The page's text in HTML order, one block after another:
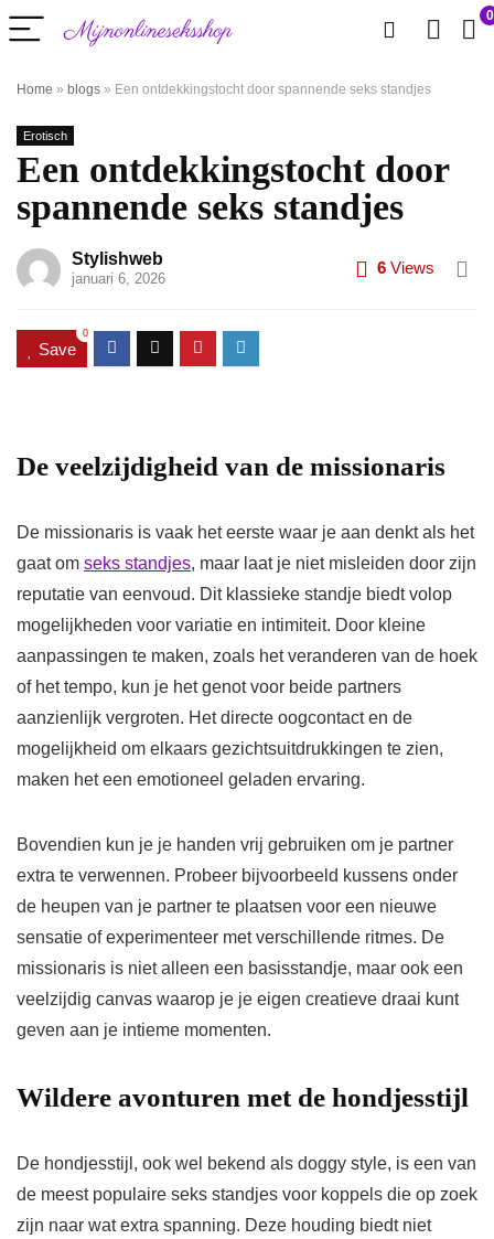
0
Home » blogs » Een ontdekkingstocht door spannende seks standjes
Erotisch
Een ontdekkingstocht door
spannende seks standjes
Stylishweb
januari 6, 2026
6 Views
Save
0
De veelzijdigheid van de missionaris
De missionaris is vaak het eerste waar je aan denkt als het
gaat om seks standjes, maar laat je niet misleiden door zijn
reputatie van eenvoud. Dit klassieke standje biedt volop
mogelijkheden voor variatie en intimiteit. Door kleine
aanpassingen te maken, zoals het veranderen van de hoek
of het tempo, kun je het genot voor beide partners
aanzienlijk vergroten. Het directe oogcontact en de
mogelijkheid om elkaars gezichtsuitdrukkingen te zien,
maken het een emotioneel geladen ervaring.
Bovendien kun je je handen vrij gebruiken om je partner
extra te verwennen. Probeer bijvoorbeeld kussens onder
de heupen van je partner te plaatsen voor een nieuwe
sensatie of experimenteer met verschillende ritmes. De
missionaris is niet alleen een basisstandje, maar ook een
veelzijdig canvas waarop je je eigen creatieve draai kunt
geven aan je intieme momenten.
Wildere avonturen met de hondjesstijl
De hondjesstijl, ook wel bekend als doggy style, is een van
de meest populaire seks standjes voor koppels die op zoek
zijn naar wat extra spanning. Deze houding biedt niet